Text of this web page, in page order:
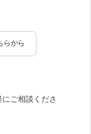
らから
ご相談くださ